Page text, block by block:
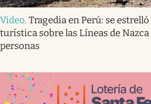
Video. Tragedia en Perú: se
turística sobre las Líneas de
personas